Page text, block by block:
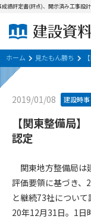
建
会
評定書(評点)、開示済み工事設計
ホーム 見たもん勝ち
2019/01/08 建設時事
【関東整備局
認定
関東地方整備局は
評価要領に基づき、
と継続73社につい
20年12月31日。1日
パスワードの
第1条（規約の目的
会員サービスの
2. 管理者が建設資
一部を構成する